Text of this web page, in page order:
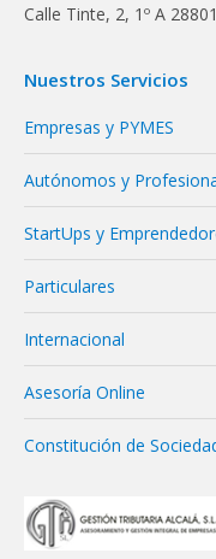
Calle Tinte, 2, 1º A
Nuestros Servicios
Empresas y PYMES
Autónomos y
StartUps y
Particulares
Internacional
Asesoría Online
Constitución de